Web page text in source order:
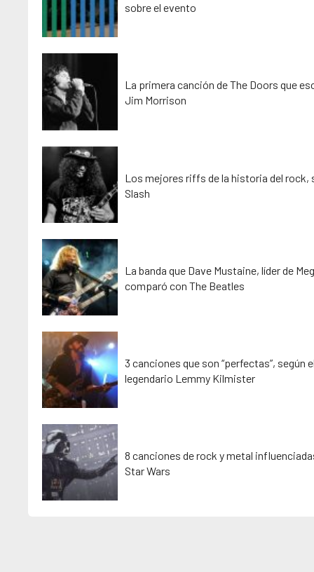
sobre el evento
La primera canción de The Doors que
Jim Morrison
Los mejores riffs de la historia del rock,
Slash
La banda que Dave Mustaine, líder de
comparó con The Beatles
3 canciones que son “perfectas”, según
legendario Lemmy Kilmister
8 canciones de rock y metal
Star Wars